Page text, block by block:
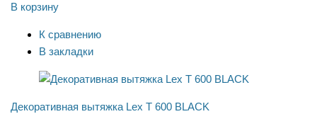
В корзину
К сравнению
В закладки
Декоративная вытяжка Lex T 600 BLACK